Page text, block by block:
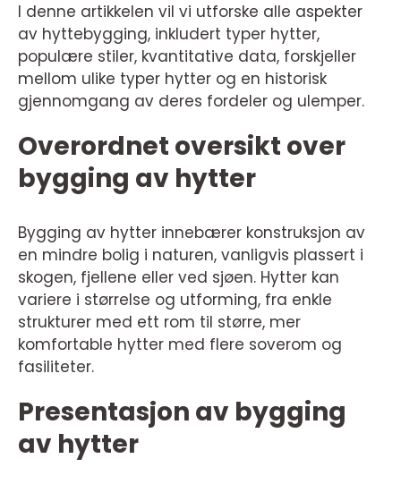
I denne artikkelen vil vi utforske alle aspekter
av hyttebygging, inkludert typer hytter,
populære stiler, kvantitative data, forskjeller
mellom ulike typer hytter og en historisk
gjennomgang av deres fordeler og ulemper.
Overordnet oversikt over
bygging av hytter
Bygging av hytter innebærer konstruksjon av
en mindre bolig i naturen, vanligvis plassert i
skogen, fjellene eller ved sjøen. Hytter kan
variere i størrelse og utforming, fra enkle
strukturer med ett rom til større, mer
komfortable hytter med flere soverom og
fasiliteter.
Presentasjon av bygging
av hytter